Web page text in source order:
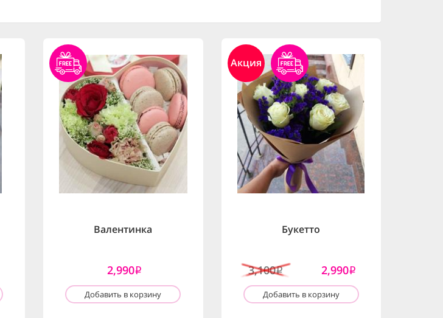
Валентинка
2,990i
Добавить в корзину
Акция
Букетто
3,100i 2,990i
Добавить в корзину